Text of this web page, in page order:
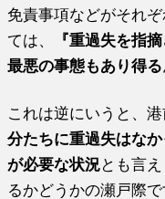
免責事項などがそれ
ては、
『重過失を指
最悪の事態もあり得る
これは逆にいうと、
分たちに重過失はな
が必要な状況とも言
るかどうかの瀬戸際